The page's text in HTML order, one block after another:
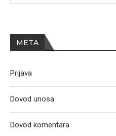
META
Prijava
Dovod unosa
Dovod komentara